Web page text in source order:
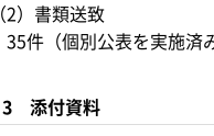
（2）書類送致
35件（個別公表を実施済
3 添付資料